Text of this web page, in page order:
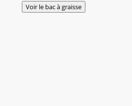
Voir le bac à graisse